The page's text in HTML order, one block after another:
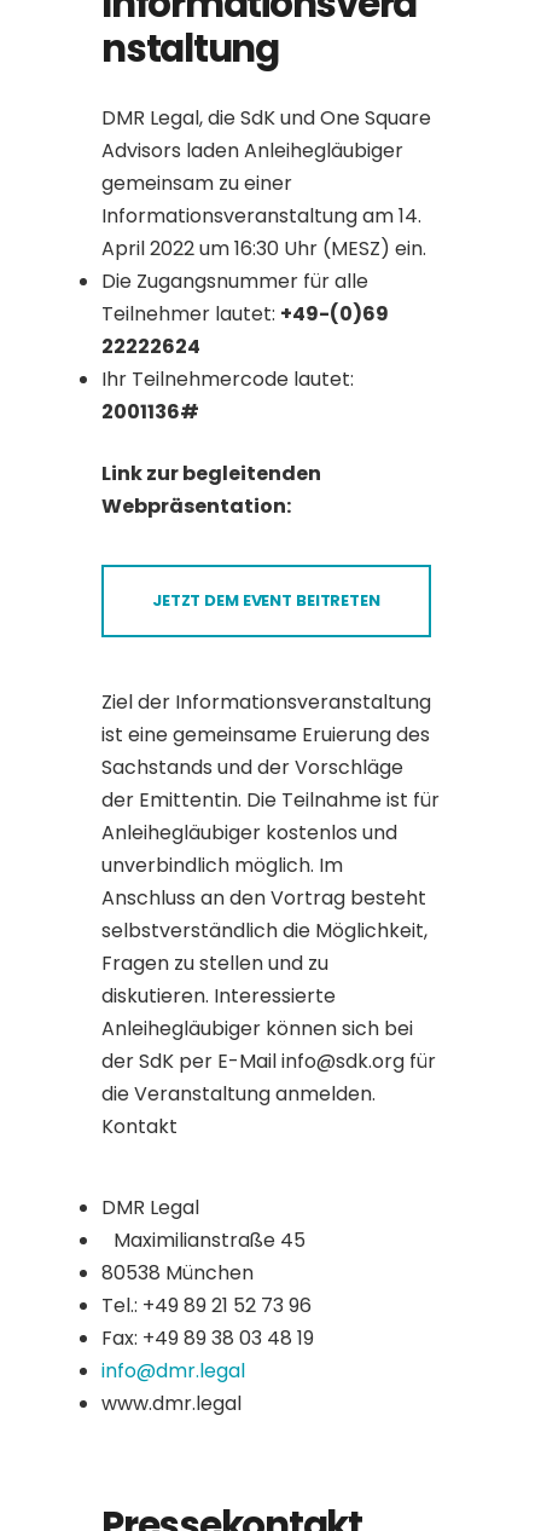
nstaltung
DMR Legal, die SdK und One Square
Advisors laden Anleihegläubiger
gemeinsam zu einer
Informationsveranstaltung am 14.
April 2022 um 16:30 Uhr (MESZ) ein.
Die Zugangsnummer für alle
Teilnehmer lautet: +49-(0)69
22222624
Ihr Teilnehmercode lautet:
2001136#
Link zur begleitenden
Webpräsentation:
JETZT DEM EVENT BEITRETEN
Ziel der Informationsveranstaltung
ist eine gemeinsame Eruierung des
Sachstands und der Vorschläge
der Emittentin. Die Teilnahme ist für
Anleihegläubiger kostenlos und
unverbindlich möglich. Im
Anschluss an den Vortrag besteht
selbstverständlich die Möglichkeit,
Fragen zu stellen und zu
diskutieren. Interessierte
Anleihegläubiger können sich bei
der SdK per E-Mail info@sdk.org für
die Veranstaltung anmelden.
Kontakt
DMR Legal
Maximilianstraße 45
80538 München
Tel.: +49 89 21 52 73 96
Fax: +49 89 38 03 48 19
info@dmr.legal
www.dmr.legal